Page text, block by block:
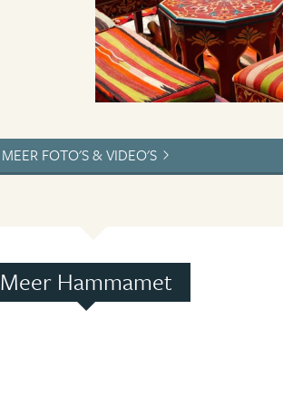
MEER FOTO'S & VIDEO'S
Meer Hammamet